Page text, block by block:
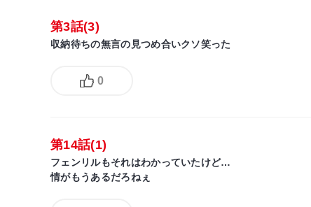
第3話(3)
収納待ちの無言の見つめ合いクソ笑った
0
第14話(1)
フェンリルもそれはわかっていたけど…
情がもうあるだろねぇ